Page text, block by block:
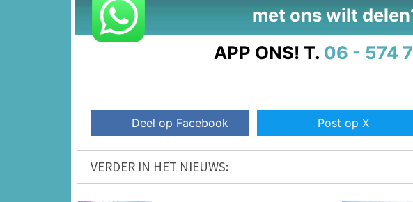
met ons wilt
APP ONS! T. 06 - 574
Deel op Facebook Post op X
VERDER IN HET NIEUWS: